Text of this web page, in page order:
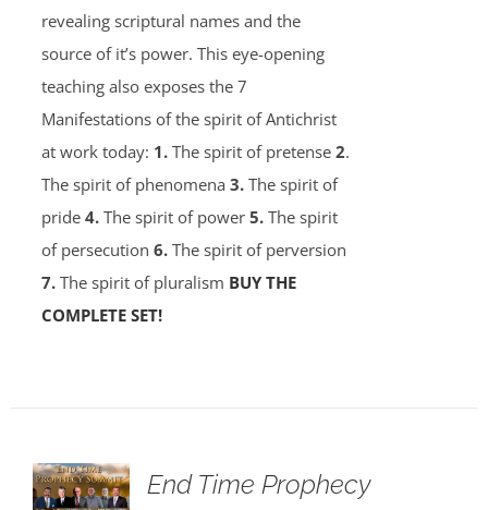
revealing scriptural names and the
source of it’s power. This eye-opening
teaching also exposes the 7
Manifestations of the spirit of Antichrist
at work today: 1.The spirit of pretense 2.
The spirit of phenomena 3.The spirit of
pride 4.The spirit of power 5.The spirit
of persecution 6.The spirit of perversion
7.The spirit of pluralism BUY THE
COMPLETE SET!
End Time Prophecy